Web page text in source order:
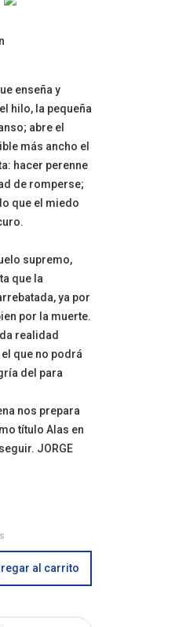
enseña y
hilo, la pequeña
abre el
más ancho el
hacer perenne
de romperse;
que el miedo
supremo,
que la
ya por
por la muerte.
realidad
que no podrá
del para
nos prepara
título Alas en
JORGE
al carrito